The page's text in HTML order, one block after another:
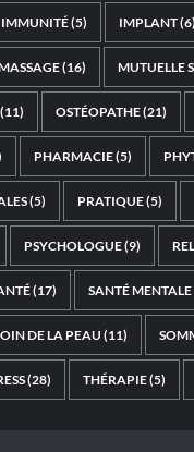
IMMUNITÉ(5) IMPLANT(6)
(16) MUTUELLE
(11) OSTÉOPATHE(21)
PHARMACIE(5)
(5) PRATIQUE(5)
PSYCHOLOGUE(9)
(17) SANTÉ MENTALE
DE LA PEAU (11)
(28) THÉRAPIE(5)